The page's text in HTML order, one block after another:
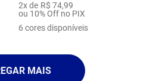
2x de R$ 74,99
ou 10% Off no PIX
6 cores disponíveis